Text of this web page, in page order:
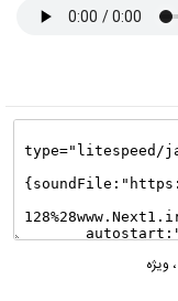
، ویژه